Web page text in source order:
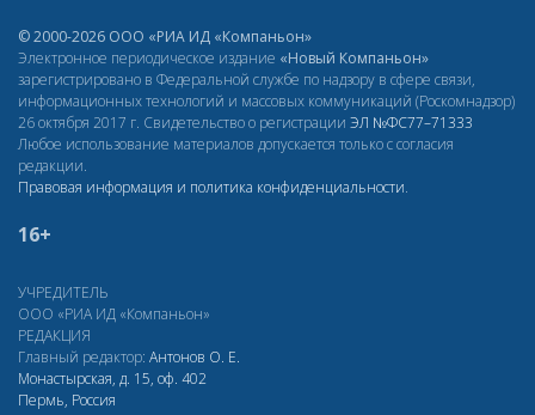
© 2000-2026 ООО «РИА ИД «Компаньон»
Электронное периодическое издание «Новый Компаньон»
зарегистрировано в Федеральной службе по надзору в сфере связи,
информационных технологий и массовых коммуникаций (Роскомнадзор)
26 октября 2017 г. Свидетельство о регистрации ЭЛ №ФС77–71333
Любое использование материалов допускается только с согласия
редакции.
Правовая информация и политика конфиденциальности.
16+
УЧРЕДИТЕЛЬ
ООО «РИА ИД «Компаньон»
РЕДАКЦИЯ
Главный редактор: Антонов О. Е.
Монастырская, д. 15, оф. 402
Пермь, Россия